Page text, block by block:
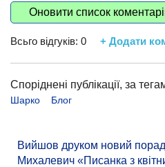
Оновити список
Всьго відгуків: 0 + Додати
Споріднені публікації, за
Шарко
Блог
Вийшов друком новий
Михалевич «Писанка з